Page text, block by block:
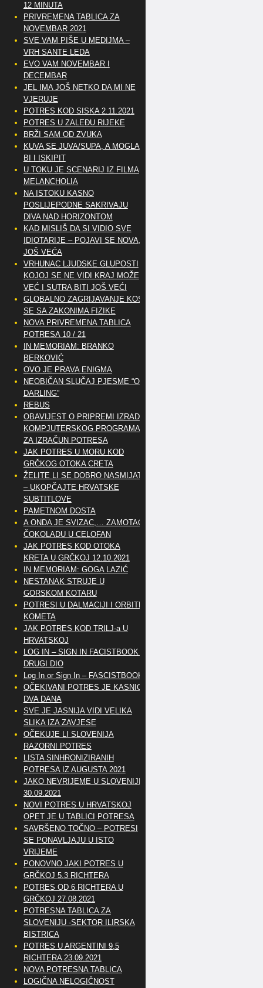
12 MINUTA
PRIVREMENA TABLICA ZA
NOVEMBAR 2021
SVE VAM PIŠE U MEDIJMA –
VRH SANTE LEDA
EVO VAM NOVEMBAR I
DECEMBAR
JEL IMA JOŠ NETKO DA MI NE
VJERUJE
POTRES KOD SISKA 2.11.2021
POTRES U ZALEĐU RIJEKE
BRŽI SAM OD ZVUKA
KUVA SE JUVA/SUPA, A MOGLA
BI I ISKIPIT
U TOKU JE SCENARIJ IZ FILMA
MELANCHOLIA
NA ISTOKU KASNO
POSLIJEPODNE SAKRIVAJU
DIVA NAD HORIZONTOM
KAD MISLIŠ DA SI VIDIO SVE
IDIOTARIJE – POJAVI SE NOVA,..
JOŠ VEĆA
VRHUNAC LJUDSKE GLUPOSTI
KOJOJ SE NE VIDI KRAJ MOŽE
VEĆ I SUTRA BITI JOŠ VEĆI
GLOBALNO ZAGRIJAVANJE KOSI
SE SA ZAKONIMA FIZIKE
NOVA PRIVREMENA TABLICA
POTRESA 10 / 21
IN MEMORIAM: BRANKO
BERKOVIĆ
OVO JE PRAVA ENIGMA
NEOBIČAN SLUČAJ PJESME “OH
DARLING”
REBUS
OBAVIJEST O PRIPREMI IZRADE
KOMPJUTERSKOG PROGRAMA
ZA IZRAČUN POTRESA
JAK POTRES U MORU KOD
GRČKOG OTOKA CRETA
ŽELITE LI SE DOBRO NASMIJATI
– UKOPČAJTE HRVATSKE
SUBTITLOVE
PAMETNOM DOSTA
A ONDA JE SVIZAC,… ZAMOTAO
ČOKOLADU U CELOFAN
JAK POTRES KOD OTOKA
KRETA U GRČKOJ 12.10.2021
IN MEMORIAM: GOGA LAZIĆ
NESTANAK STRUJE U
GORSKOM KOTARU
POTRESI U DALMACIJI I ORBITE
KOMETA
JAK POTRES KOD TRILJ-a U
HRVATSKOJ
LOG IN – SIGN IN FACISTBOOK –
DRUGI DIO
Log In or Sign In – FASCISTBOOK
OČEKIVANI POTRES JE KASNIO
DVA DANA
SVE JE JASNIJA VIDI VELIKA
SLIKA IZA ZAVJESE
OČEKUJE LI SLOVENIJA
RAZORNI POTRES
LISTA SINHRONIZIRANIH
POTRESA IZ AUGUSTA 2021
JAKO NEVRIJEME U SLOVENIJI
30.09.2021
NOVI POTRES U HRVATSKOJ
OPET JE U TABLICI POTRESA
SAVRŠENO TOČNO – POTRESI
SE PONAVLJAJU U ISTO
VRIJEME
PONOVNO JAKI POTRES U
GRČKOJ 5.3 RICHTERA
POTRES OD 6 RICHTERA U
GRČKOJ 27.08.2021
POTRESNA TABLICA ZA
SLOVENIJU -SEKTOR ILIRSKA
BISTRICA
POTRES U ARGENTINI 9,5
RICHTERA 23.09.2021
NOVA POTRESNA TABLICA
LOGIČNA NELOGIČNOST